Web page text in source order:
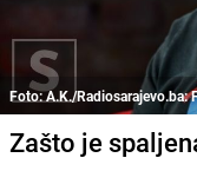
Foto: A.K./Radiosarajevo.ba:
Zašto je